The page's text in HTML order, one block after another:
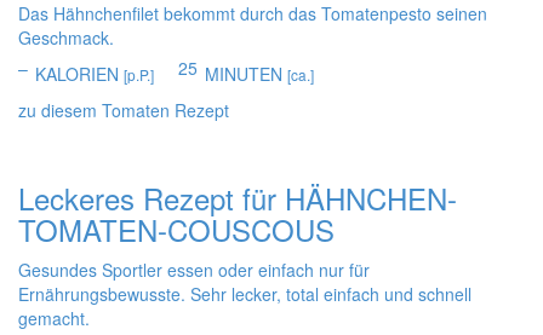
Das Hähnchenfilet bekommt durch das Tomatenpesto seinen
Geschmack.
– KALORIEN [p.P.] 25 MINUTEN [ca.]
zu diesem Tomaten Rezept
Leckeres Rezept für HÄHNCHEN-
TOMATEN-COUSCOUS
Gesundes Sportler essen oder einfach nur für
Ernährungsbewusste. Sehr lecker, total einfach und schnell
gemacht.